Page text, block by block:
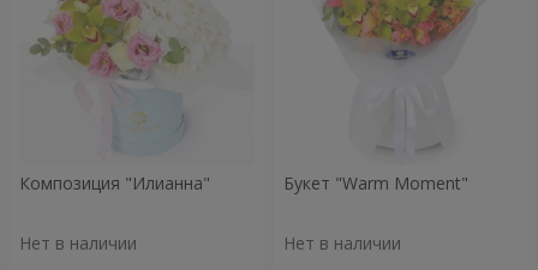
Композиция "Илианна"
Нет в наличии
Букет "Warm Moment"
Нет в наличии